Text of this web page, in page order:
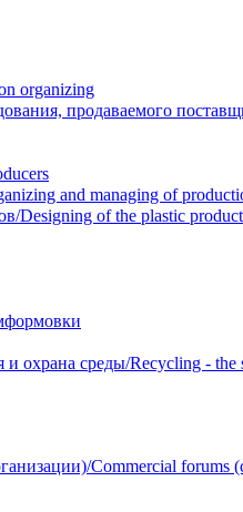
organizing
продаваемого
and managing of
Designing of the plastic
охрана среды/Recycling -
Commercial forums